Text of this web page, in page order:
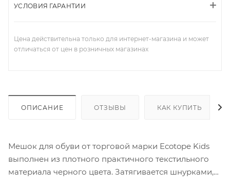
УСЛОВИЯ ГАРАНТИИ
Цена действительна только для интернет-магазина и может
отличаться от цен в розничных магазинах
ОПИСАНИЕ ОТЗЫВЫ КАК КУПИТЬ
Мешок для обуви от торговой марки Ecotope Kids
выполнен из плотного практичного текстильного
материала черного цвета. Затягивается шнурками,